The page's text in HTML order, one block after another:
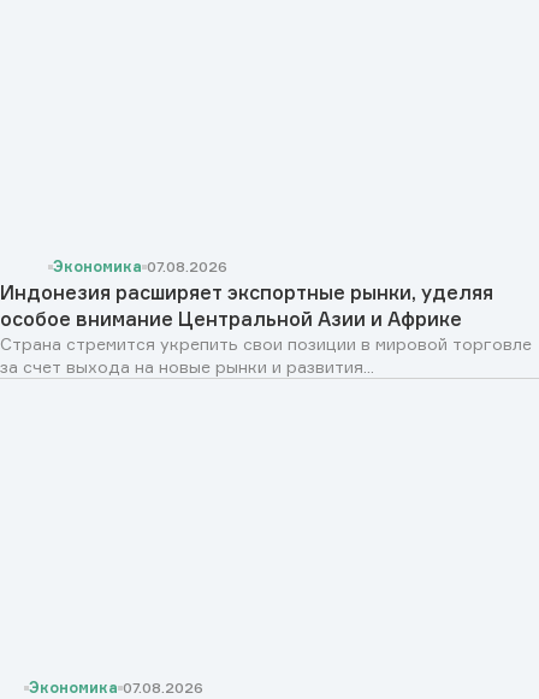
Экономика 07.08.2026
Индонезия расширяет экспортные рынки, уделяя
особое внимание Центральной Азии и Африке
Страна стремится укрепить свои позиции в мировой торговле
за счет выхода на новые рынки и развития...
Экономика 07.08.2026